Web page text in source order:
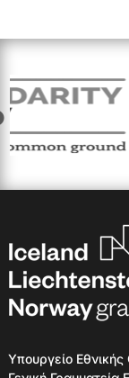
Υπουργείο Εθνικής